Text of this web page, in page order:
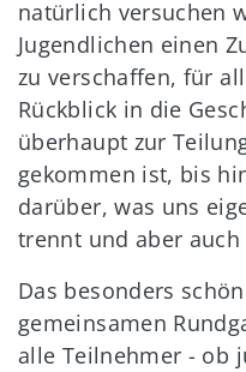
natürlich versuchen
Jugendlichen einen
zu verschaffen, für
Rückblick in die
überhaupt zur
gekommen ist, bis
darüber, was uns
trennt und aber
Das besonders
gemeinsamen
alle Teilnehmer - ob